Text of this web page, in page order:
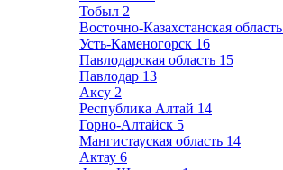
Тобыл 2
Восточно-Казахстанская область
Усть-Каменогорск 16
Павлодарская область 15
Павлодар 13
Аксу 2
Республика Алтай 14
Горно-Алтайск 5
Мангистауская область 14
Актау 6